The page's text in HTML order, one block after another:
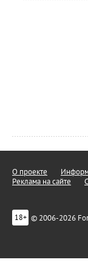
О проекте
Реклама на сайте
18+ © 2006-2026